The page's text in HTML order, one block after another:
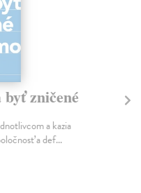
zničené
a kazia
a def...